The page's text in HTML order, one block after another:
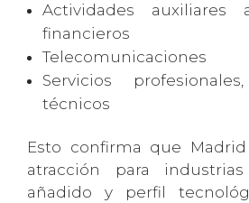
Actividades auxiliares
financieros
Telecomunicaciones
Servicios
técnicos
Esto confirma que
atracción para
añadido y perfil